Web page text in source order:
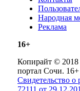
Народная
Реклама
16+
Копирайт ©
портал Сочи.
Свидетельство
72111 от